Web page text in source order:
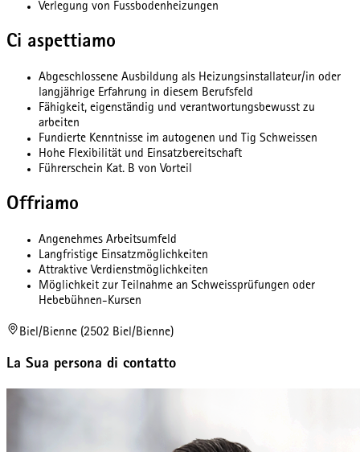
Verlegung von Fussbodenheizungen
Ci aspettiamo
Abgeschlossene Ausbildung als Heizungsinstallateur/in oder
langjährige Erfahrung in diesem Berufsfeld
Fähigkeit, eigenständig und verantwortungsbewusst zu
arbeiten
Fundierte Kenntnisse im autogenen und Tig Schweissen
Hohe Flexibilität und Einsatzbereitschaft
Führerschein Kat. B von Vorteil
Offriamo
Angenehmes Arbeitsumfeld
Langfristige Einsatzmöglichkeiten
Attraktive Verdienstmöglichkeiten
Möglichkeit zur Teilnahme an Schweissprüfungen oder
Hebebühnen-Kursen
Biel/Bienne (2502 Biel/Bienne)
La Sua persona di contatto